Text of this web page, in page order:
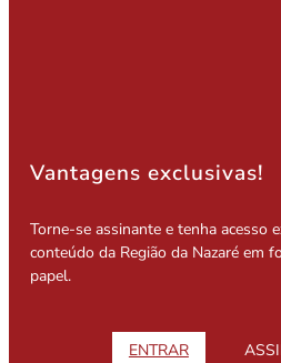
Vantagens exclusivas!
Torne-se assinante e tenha acesso
conteúdo da Região da Nazaré em
papel.
ENTRAR